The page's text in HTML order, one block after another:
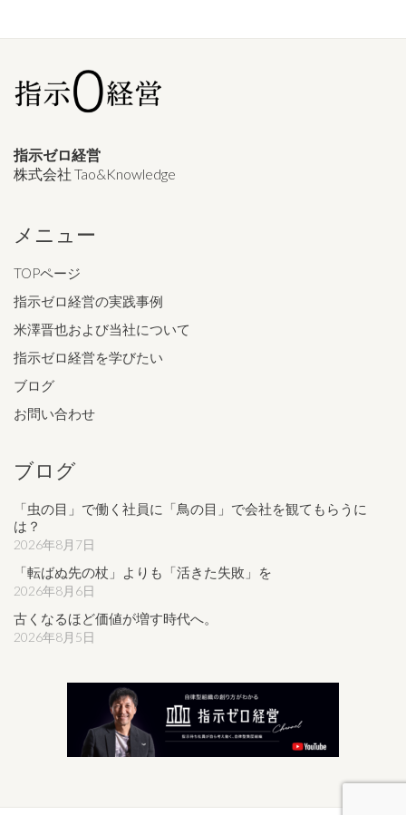
指示ゼロ経営
株式会社 Tao&Knowledge
メニュー
TOPページ
指示ゼロ経営の実践事例
米澤晋也および当社について
指示ゼロ経営を学びたい
ブログ
お問い合わせ
ブログ
「虫の目」で働く社員に「鳥の目」で会社を観てもらうに
は？
2026年8月7日
「転ばぬ先の杖」よりも「活きた失敗」を
2026年8月6日
古くなるほど価値が増す時代へ。
2026年8月5日